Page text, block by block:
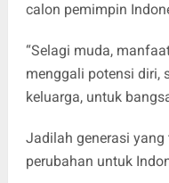
calon pemimpin
“Selagi muda,
menggali potensi diri,
keluarga, untuk
Jadilah generasi
perubahan untuk